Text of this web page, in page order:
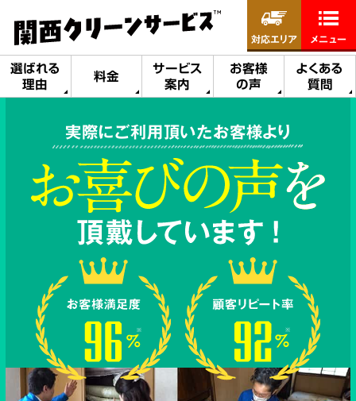
選ばれる
理由
料金
サービス
案内
お客様
の声
よくある
質問
対応エリア メニュー
実際にご利用頂いたお客様より